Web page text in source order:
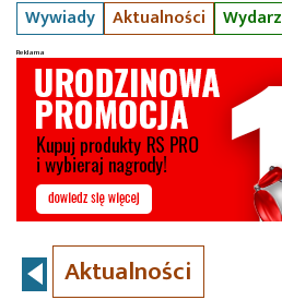
Wywiady Aktualności
Aktualności